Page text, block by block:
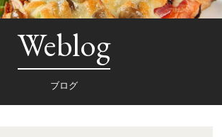
Weblog
ブログ